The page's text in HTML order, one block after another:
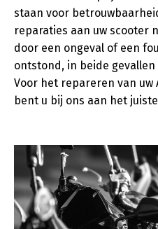
staan voor
reparaties aan uw scooter
door een ongeval of een
ontstond, in beide
Voor het repareren van uw
bent u bij ons aan het